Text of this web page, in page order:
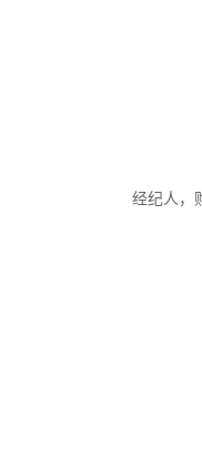
经纪人，